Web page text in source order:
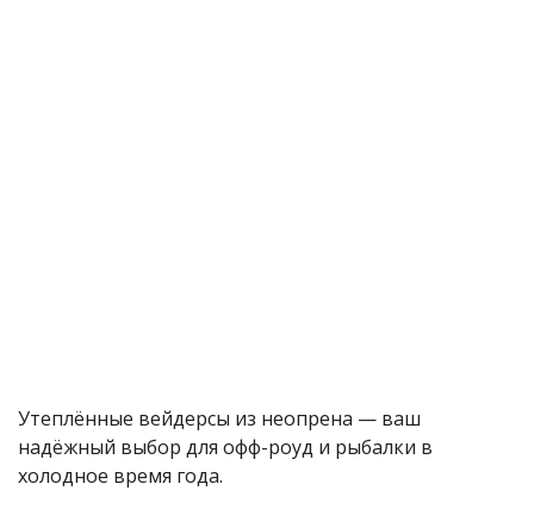
Утеплённые вейдерсы из неопрена — ваш
надёжный выбор для офф-роуд и рыбалки в
холодное время года.